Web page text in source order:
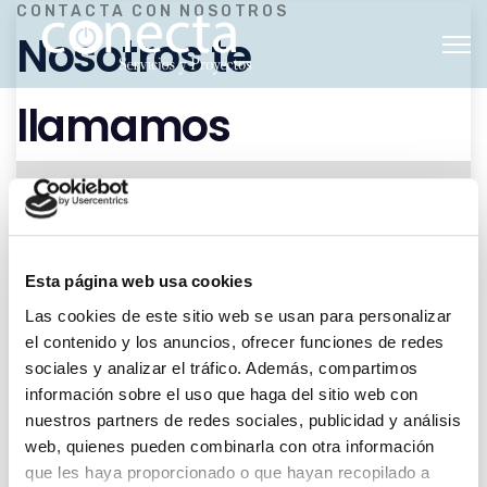
Esta página web usa cookies
Las cookies de este sitio web se usan para personalizar
el contenido y los anuncios, ofrecer funciones de redes
sociales y analizar el tráfico. Además, compartimos
información sobre el uso que haga del sitio web con
nuestros partners de redes sociales, publicidad y análisis
web, quienes pueden combinarla con otra información
que les haya proporcionado o que hayan recopilado a
CONTACTA CON NOSOTROS
Nosotros te
llamamos